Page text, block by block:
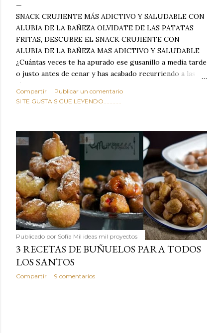
SNACK CRUJIENTE MÁS ADICTIVO Y SALUDABLE CON
ALUBIA DE LA BAÑEZA OLVIDATE DE LAS PATATAS
FRITAS, DESCUBRE EL SNACK CRUJIENTE CON
ALUBIA DE LA BAÑEZA MAS ADICTIVO Y SALUDABLE
¿Cuántas veces te ha apurado ese gusanillo a media tarde
o justo antes de cenar y has acabado recurriendo a las
típicas patatas de bolsa, frutos secos fritos o snacks
ultraprocesados llenos de grasas saturadas y sodio?
sabroso, con ese toque tostado y crujiente que tanto nos
satisface. Estas alubias crujientes al horno van a cambiar
por completo tu forma de ver las legumbres. Olvídate de
asociar las alubias únicamente a los guisos tradicionales y
copiosos de invierno. Con esta receta simple pero
revolucionaria, transformaremos un ingrediente tan
humilde como la alubia de La Bañeza en un snack ligero,
dorado, cargado de proteína y 100% natural. Es el
sustituto perfecto a los frutos se...
Compartir
Publicar un comentario
SI TE GUSTA SIGUE LEYENDO............
Publicado por Sofía Mil ideas mil proyectos
3 RECETAS DE BUÑUELOS PARA TODOS
LOS SANTOS
Compartir 9 comentarios